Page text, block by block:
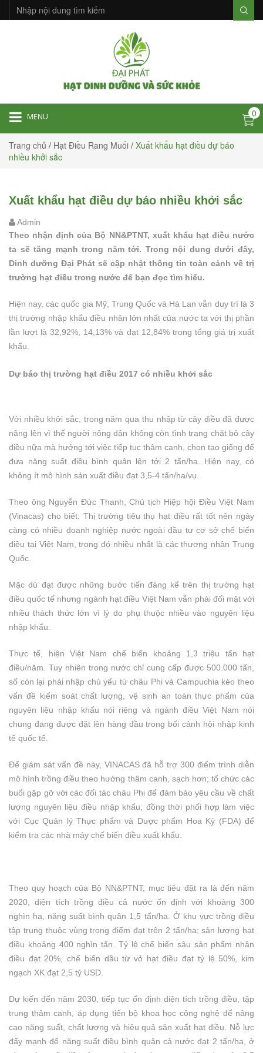
MENU 0
Trang chủ / Hạt Điều Rang Muối / Xuất khẩu hạt điều dự báo
nhiều khởi sắc
Xuất khẩu hạt điều dự báo nhiều khởi sắc
Admin
Theo nhận định của Bộ NN&PTNT, xuất khẩu hạt điều nước
ta sẽ tăng mạnh trong năm tới. Trong nội dung dưới đây,
Dinh dưỡng Đại Phát sẽ cập nhật thông tin toàn cảnh về trị
trường hạt điều trong nước để bạn đọc tìm hiểu.
Hiện nay, các quốc gia Mỹ, Trung Quốc và Hà Lan vẫn duy trì là 3
thị trường nhập khẩu điều nhân lớn nhất của nước ta với thị phần
lần lượt là 32,92%, 14,13% và đạt 12,84% trong tổng giá trị xuất
khẩu.
Dự báo thị trường hạt điều 2017 có nhiều khởi sắc
Với nhiều khởi sắc, trong năm qua thu nhập từ cây điều đã được
nâng lên vì thế người nông dân không còn tình trạng chặt bỏ cây
điều nữa mà hướng tới việc tiếp tục thâm canh, chọn tạo giống để
đưa năng suất điều bình quân lên tới 2 tấn/ha. Hiện nay, có
không ít mô hình sản xuất điều đạt 3,5-4 tấn/ha/vụ.
Theo ông Nguyễn Đức Thanh, Chủ tịch Hiệp hội Điều Việt Nam
(Vinacas) cho biết: Thị trường tiêu thụ hạt điều rất tốt nên ngày
càng có nhiều doanh nghiệp nước ngoài đầu tư cơ sở chế biến
điều tại Việt Nam, trong đó nhiều nhất là các thương nhân Trung
Quốc.
Mặc dù đạt được những bước tiến đáng kể trên thị trường hạt
điều quốc tế nhưng ngành hạt điều Việt Nam vẫn phải đối mặt với
nhiều thách thức lớn vì lý do phụ thuộc nhiều vào nguyên liệu
nhập khẩu.
Thực tế, hiện Việt Nam chế biến khoảng 1,3 triệu tấn hạt
điều/năm. Tuy nhiên trong nước chỉ cung cấp được 500.000 tấn,
số còn lại phải nhập chủ yếu từ châu Phi và Campuchia kéo theo
vấn đề kiểm soát chất lượng, vệ sinh an toàn thực phẩm của
nguyên liệu nhập khẩu nói riêng và ngành điều Việt Nam nói
chung đang được đặt lên hàng đầu trong bối cảnh hội nhập kinh
tế quốc tế.
Để giám sát vấn đề này, VINACAS đã hỗ trợ 300 điểm trình diễn
mô hình trồng điều theo hướng thâm canh, sạch hơn; tổ chức các
buổi gặp gỡ với các đối tác châu Phi để đảm bảo yêu cầu về chất
lượng nguyên liệu điều nhập khẩu; đồng thời phối hợp làm việc
với Cục Quản lý Thực phẩm và Dược phẩm Hoa Kỳ (FDA) để
kiểm tra các nhà máy chế biến điều xuất khẩu.
Theo quy hoạch của Bộ NN&PTNT, mục tiêu đặt ra là đến năm
2020, diện tích trồng điều cả nước ổn định với khoảng 300
nghìn ha, năng suất bình quân 1,5 tấn/ha. Ở khu vực trồng điều
tập trung thuộc vùng trọng điểm đạt trên 2 tấn/ha; sản lượng hạt
điều khoảng 400 nghìn tấn. Tỷ lệ chế biến sâu sản phẩm nhân
điều đạt 20%, chế biến dầu từ vỏ hạt điều đạt tỷ lệ 50%, kim
ngạch XK đạt 2,5 tỷ USD.
Dự kiến đến năm 2030, tiếp tục ổn định diện tích trồng điều, tập
trung thâm canh, áp dụng tiến bộ khoa học công nghệ để nâng
cao năng suất, chất lượng và hiệu quả sản xuất hạt điều. Nỗ lực
đẩy mạnh để năng suất điều bình quân cả nước đạt 2 tấn/ha, ở